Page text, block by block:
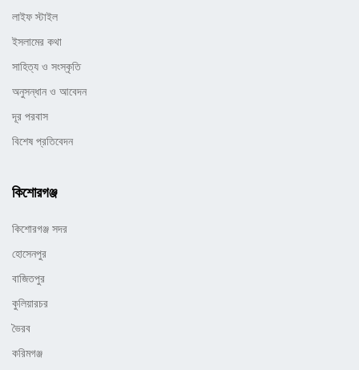
লাইফ স্টাইল
ইসলামের কথা
সাহিত্য ও সংস্কৃতি
অনুসন্ধান ও আবেদন
দূর পরবাস
বিশেষ প্রতিবেদন
কিশোরগঞ্জ
কিশোরগঞ্জ সদর
হোসেনপুর
বাজিতপুর
কুলিয়ারচর
ভৈরব
করিমগঞ্জ